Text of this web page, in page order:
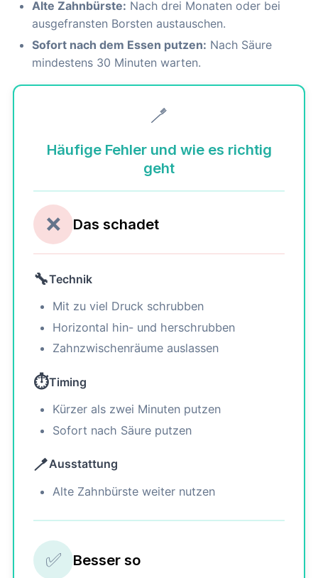
Alte Zahnbürste: Nach drei Monaten oder bei
ausgefransten Borsten austauschen.
Sofort nach dem Essen putzen: Nach Säure
mindestens 30 Minuten warten.
🪥
Häufige Fehler und wie es richtig
geht
❌ Das schadet
🔧Technik
Mit zu viel Druck schrubben
Horizontal hin- und herschrubben
Zahnzwischenräume auslassen
⏱️Timing
Kürzer als zwei Minuten putzen
Sofort nach Säure putzen
🪥Ausstattung
Alte Zahnbürste weiter nutzen
✅ Besser so